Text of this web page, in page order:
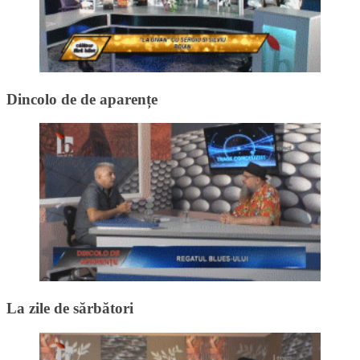
Dincolo de de aparențe
La zile de sărbători